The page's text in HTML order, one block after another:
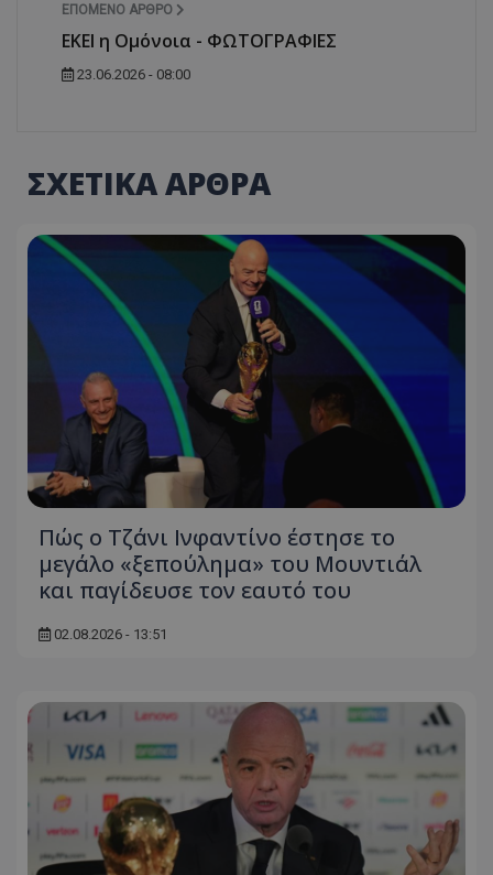
ΕΠΌΜΕΝΟ ΆΡΘΡΟ
ΕΚΕΙ η Ομόνοια - ΦΩΤΟΓΡΑΦΙΕΣ
23.06.2026 - 08:00
ΣΧΕΤΙΚΑ ΑΡΘΡΑ
Πώς ο Τζάνι Ινφαντίνο έστησε το
μεγάλο «ξεπούλημα» του Μουντιάλ
και παγίδευσε τον εαυτό του
02.08.2026 - 13:51